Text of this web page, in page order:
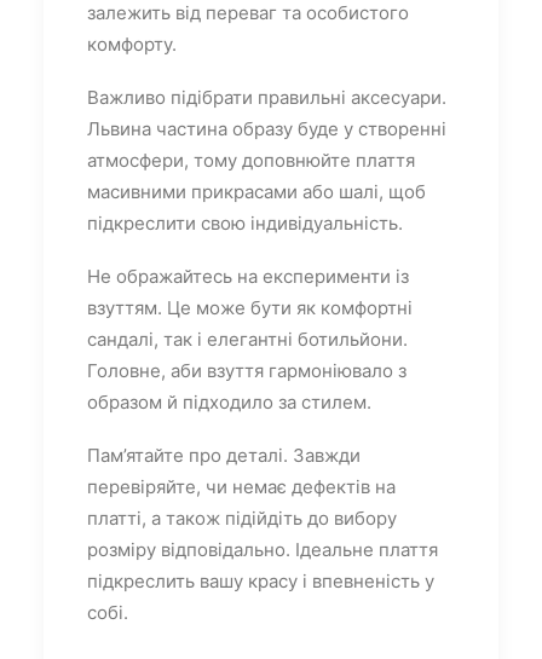
залежить від переваг та особистого
комфорту.
Важливо підібрати правильні аксесуари.
Львина частина образу буде у створенні
атмосфери, тому доповнюйте плаття
масивними прикрасами або шалі, щоб
підкреслити свою індивідуальність.
Не ображайтесь на експерименти із
взуттям. Це може бути як комфортні
сандалі, так і елегантні ботильйони.
Головне, аби взуття гармоніювало з
образом й підходило за стилем.
Пам’ятайте про деталі. Завжди
перевіряйте, чи немає дефектів на
платті, а також підійдіть до вибору
розміру відповідально. Ідеальне плаття
підкреслить вашу красу і впевненість у
собі.